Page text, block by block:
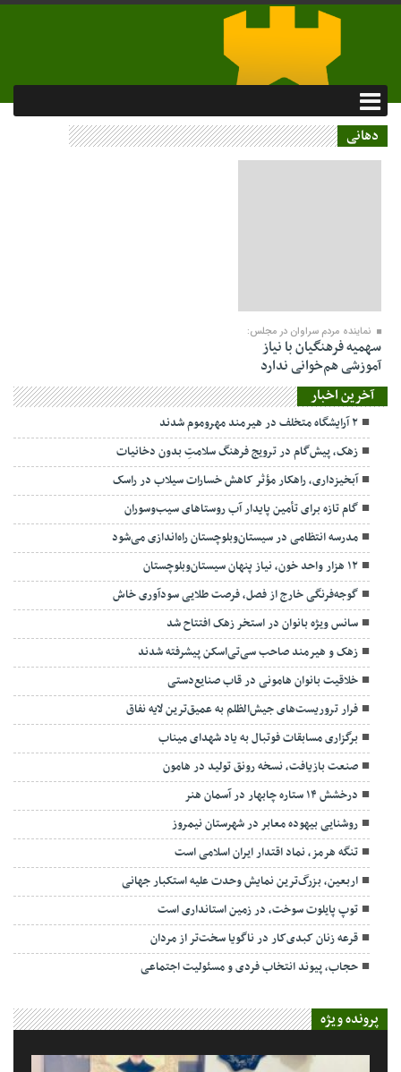
دهانی
نماینده مردم سراوان در مجلس:
سهمیه فرهنگیان با نیاز
آموزشی هم‌خوانی ندارد
آخرین اخبار
۲ آرایشگاه متخلف در هیرمند مهروموم شدند
زهک، پیش‌گام در ترویج فرهنگ سلامتِ بدون دخانیات
آبخیزداری، راهکار مؤثر کاهش خسارات سیلاب در راسک
گام تازه برای تأمین پایدار آب روستاهای سیب‌وسوران
مدرسه انتظامی در سیستان‌وبلوچستان راه‌اندازی می‌شود
۱۲ هزار واحد خون، نیاز پنهان سیستان‌وبلوچستان
گوجه‌فرنگی خارج از فصل، فرصت طلایی سودآوری خاش
سانس ویژه بانوان در استخر زهک افتتاح شد
زهک و هیرمند صاحب سی‌تی‌اسکن پیشرفته شدند
خلاقیت بانوان هامونی در قاب صنایع‌دستی
فرار تروریست‌های جیش‌الظلم به عمیق‌ترین لایه نفاق
برگزاری مسابقات فوتبال به یاد شهدای میناب
صنعت بازیافت، نسخه رونق تولید در هامون
درخشش ۱۴ ستاره چابهار در آسمان هنر
روشنایی بیهوده معابر در شهرستان نیمروز
تنگه هرمز، نماد اقتدار ایران اسلامی است
اربعین، بزرگ‌ترین نمایش وحدت علیه استکبار جهانی
توپ پایلوت سوخت، در زمین استانداری است
قرعه زنان کبدی‌کار در ناگویا سخت‌تر از مردان
حجاب، پیوند انتخاب فردی و مسئولیت اجتماعی
پرونده ویژه